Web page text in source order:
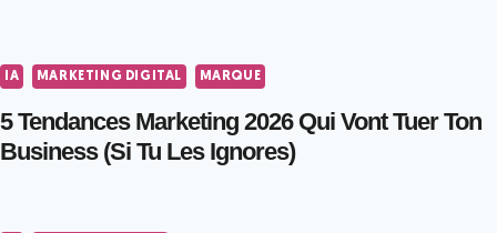
IA MARKETING DIGITAL MARQUE
5 Tendances Marketing 2026 Qui Vont Tuer Ton
Business (Si Tu Les Ignores)